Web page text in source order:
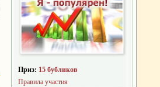
Приз: 15 бубликов
Правила участия